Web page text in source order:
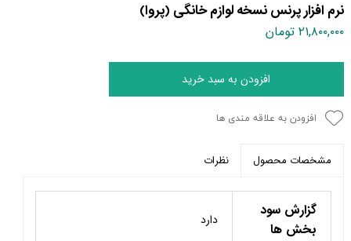
نرم افزار پرنس نسخه لوازم خانگی (پروا)
۲۱,۸۰۰,۰۰۰ تومان
افزودن به سبد خرید
افزودن به علاقه مندی ها
مشخصات محصول نظرات
گزارش سود
بخش ها
دارد